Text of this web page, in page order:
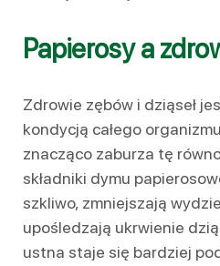
Papierosy a
Zdrowie zębów i dziąseł
kondycją całego
znacząco zaburza tę
składniki dymu
szkliwo, zmniejszają
upośledzają ukrwienie
ustna staje się bardziej